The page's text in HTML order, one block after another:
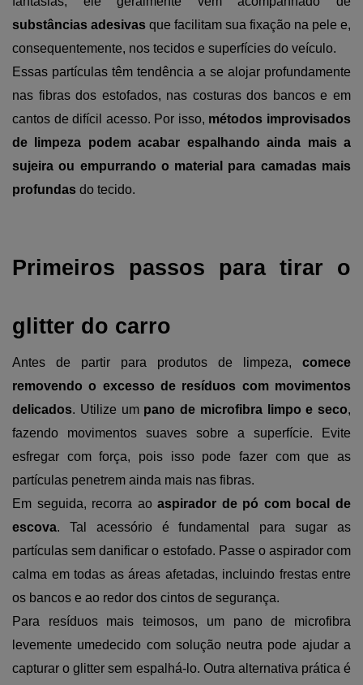
substâncias adesivas que facilitam sua fixação na pele e,
consequentemente, nos tecidos e superfícies do veículo.
Essas partículas têm tendência a se alojar profundamente
nas fibras dos estofados, nas costuras dos bancos e em
cantos de difícil acesso. Por isso, métodos improvisados
de limpeza podem acabar espalhando ainda mais a
sujeira ou empurrando o material para camadas mais
profundas do tecido.
Primeiros passos para tirar o
glitter do carro
Antes de partir para produtos de limpeza, comece
removendo o excesso de resíduos com movimentos
delicados. Utilize um pano de microfibra limpo e seco,
fazendo movimentos suaves sobre a superfície. Evite
esfregar com força, pois isso pode fazer com que as
partículas penetrem ainda mais nas fibras.
Em seguida, recorra ao aspirador de pó com bocal de
escova. Tal acessório é fundamental para sugar as
partículas sem danificar o estofado. Passe o aspirador com
calma em todas as áreas afetadas, incluindo frestas entre
os bancos e ao redor dos cintos de segurança.
Para resíduos mais teimosos, um pano de microfibra
levemente umedecido com solução neutra pode ajudar a
capturar o glitter sem espalhá-lo. Outra alternativa prática é